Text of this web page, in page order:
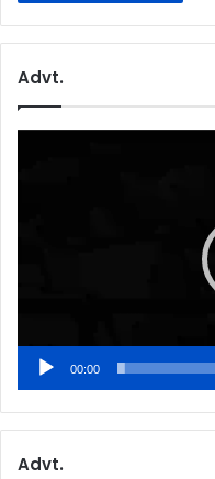
Advt.
00:00
Advt.